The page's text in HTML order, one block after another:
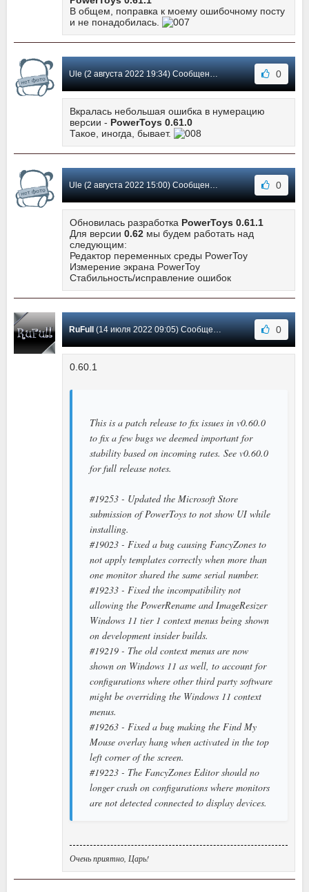
В общем, поправка к моему ошибочному посту
и не понадобилась.
Ule (2 августа 2022 19:34) Сообщение #31 0
Вкралась небольшая ошибка в нумерацию
версии - PowerToys 0.61.0
Такое, иногда, бывает.
Ule (2 августа 2022 15:00) Сообщение #30 0
Обновилась разработка PowerToys 0.61.1
Для версии 0.62 мы будем работать над
следующим:
Редактор переменных среды PowerToy
Измерение экрана PowerToy
Стабильность/исправление ошибок
RuFull(14 июля 2022 09:05) Сообщение #29 0
0.60.1
This is a patch release to fix issues in v0.60.0
to fix a few bugs we deemed important for
stability based on incoming rates. See v0.60.0
for full release notes.
#19253 - Updated the Microsoft Store
submission of PowerToys to not show UI while
installing.
#19023 - Fixed a bug causing FancyZones to
not apply templates correctly when more than
one monitor shared the same serial number.
#19233 - Fixed the incompatibility not
allowing the PowerRename and ImageResizer
Windows 11 tier 1 context menus being shown
on development insider builds.
#19219 - The old context menus are now
shown on Windows 11 as well, to account for
configurations where other third party software
might be overriding the Windows 11 context
menus.
#19263 - Fixed a bug making the Find My
Mouse overlay hang when activated in the top
left corner of the screen.
#19223 - The FancyZones Editor should no
longer crash on configurations where monitors
are not detected connected to display devices.
Очень приятно, Царь!